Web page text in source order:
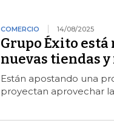
COMERCIO 14/08/2025
Grupo Éxito
nuevas tiendas
Están apostando una
proyectan aprovechar